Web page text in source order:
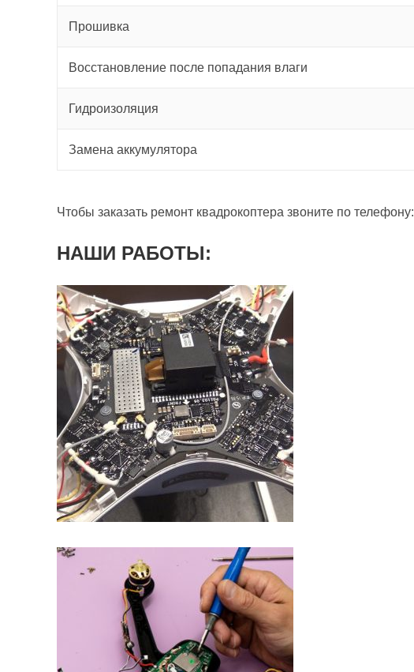
Прошивка
Восстановление после попадания влаги
Гидроизоляция
Замена аккумулятора
Чтобы заказать ремонт квадрокоптера звоните по телефону:
НАШИ РАБОТЫ: